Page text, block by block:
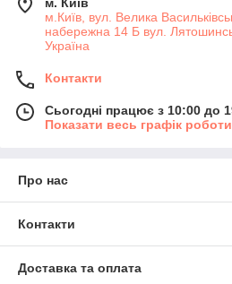
м. Київ
м.Київ, вул. Велика
набережна 14 Б вул.
Україна
Контакти
Сьогодні працює з 10:00 до
Показати весь графік роботи
Про нас
Контакти
Доставка та оплата